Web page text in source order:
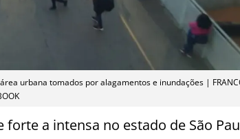
urbana tomados por alagamentos e inundações |
a intensa no estado de São